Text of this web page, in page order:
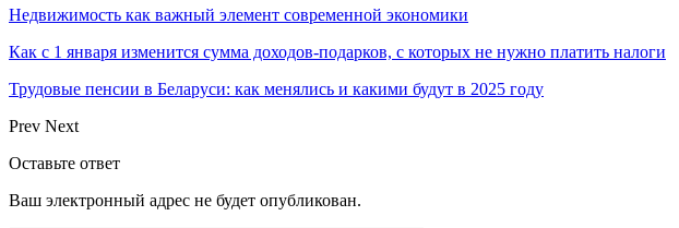
Недвижимость как важный элемент современной экономики
Как с 1 января изменится сумма доходов-подарков, с которых не нужно платить налоги
Трудовые пенсии в Беларуси: как менялись и какими будут в 2025 году
Prev Next
Оставьте ответ
Ваш электронный адрес не будет опубликован.